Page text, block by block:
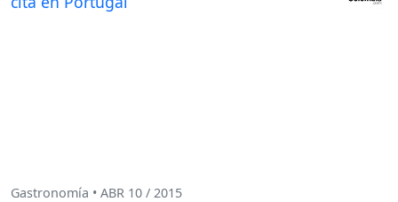
Gastronomía • ABR 10 / 2015